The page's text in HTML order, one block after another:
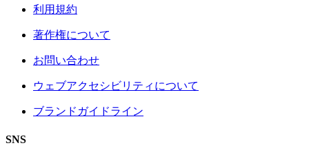
利用規約
著作権について
お問い合わせ
ウェブアクセシビリティについて
ブランドガイドライン
SNS